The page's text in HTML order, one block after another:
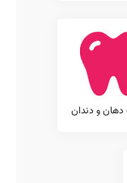
دهان و دندان